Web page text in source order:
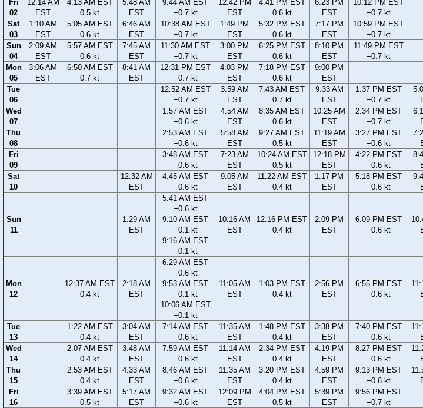
Fri
02
12:14 AM
EST
4:13 AM EST
0.5 kt
5:48 AM
EST
9:44 AM EST
−0.7 kt
12:42 PM
EST
4:41 PM EST
0.6 kt
6:23 PM
EST
10:12 PM EST
−0.7 kt
Sat
03
1:10 AM
EST
5:05 AM EST
0.6 kt
6:46 AM
EST
10:38 AM EST
−0.7 kt
1:49 PM
EST
5:32 PM EST
0.6 kt
7:17 PM
EST
10:59 PM EST
−0.7 kt
Sun
04
2:09 AM
EST
5:57 AM EST
0.6 kt
7:45 AM
EST
11:30 AM EST
−0.7 kt
3:00 PM
EST
6:25 PM EST
0.6 kt
8:10 PM
EST
11:49 PM EST
−0.7 kt
Mon
05
3:06 AM
EST
6:50 AM EST
0.7 kt
8:41 AM
EST
12:31 PM EST
−0.7 kt
4:03 PM
EST
7:18 PM EST
0.6 kt
9:00 PM
EST
Tue
06
12:52 AM EST
−0.7 kt
3:59 AM
EST
7:43 AM EST
0.7 kt
9:33 AM
EST
1:37 PM EST
−0.7 kt
Wed
07
1:57 AM EST
−0.6 kt
4:54 AM
EST
8:35 AM EST
0.6 kt
10:25 AM
EST
2:34 PM EST
−0.7 kt
Thu
08
2:53 AM EST
−0.6 kt
5:58 AM
EST
9:27 AM EST
0.5 kt
11:19 AM
EST
3:27 PM EST
−0.6 kt
Fri
09
3:48 AM EST
−0.6 kt
7:23 AM
EST
10:24 AM EST
0.5 kt
12:18 PM
EST
4:22 PM EST
−0.6 kt
Sat
10
12:32 AM
EST
4:45 AM EST
−0.6 kt
9:05 AM
EST
11:22 AM EST
0.4 kt
1:17 PM
EST
5:18 PM EST
−0.6 kt
Sun
11
1:29 AM
EST
5:41 AM EST
−0.6 kt
9:10 AM EST
−0.1 kt
9:16 AM EST
−0.1 kt
10:16 AM
EST
12:16 PM EST
0.4 kt
2:09 PM
EST
6:09 PM EST
−0.6 kt
Mon
12
12:37 AM EST
0.4 kt
2:18 AM
EST
6:29 AM EST
−0.6 kt
9:53 AM EST
−0.1 kt
10:06 AM EST
−0.1 kt
11:05 AM
EST
1:03 PM EST
0.4 kt
2:56 PM
EST
6:55 PM EST
−0.6 kt
Tue
13
1:22 AM EST
0.4 kt
3:04 AM
EST
7:14 AM EST
−0.6 kt
11:35 AM
EST
1:48 PM EST
0.4 kt
3:38 PM
EST
7:40 PM EST
−0.6 kt
Wed
14
2:07 AM EST
0.4 kt
3:48 AM
EST
7:59 AM EST
−0.6 kt
11:14 AM
EST
2:34 PM EST
0.4 kt
4:19 PM
EST
8:27 PM EST
−0.6 kt
Thu
15
2:53 AM EST
0.4 kt
4:33 AM
EST
8:46 AM EST
−0.6 kt
11:35 AM
EST
3:20 PM EST
0.4 kt
4:59 PM
EST
9:13 PM EST
−0.6 kt
Fri
16
3:39 AM EST
0.5 kt
5:17 AM
EST
9:32 AM EST
−0.6 kt
12:09 PM
EST
4:04 PM EST
0.5 kt
5:39 PM
EST
9:56 PM EST
−0.7 kt